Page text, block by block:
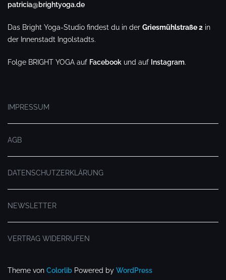
patricia@brightyoga.de
Das Bright Yoga-Studio findest du in der Griesmühlstraße 2 in
der Innenstadt Ingolstadts.
Folge BRIGHT YOGA auf Facebook und auf Instagram.
IMPRESSUM
AGB
DATENSCHUTZERKLÄRUNG
NEWSLETTER
VERTRAG WIDERRUFEN
Theme von Colorlib Powered by WordPress